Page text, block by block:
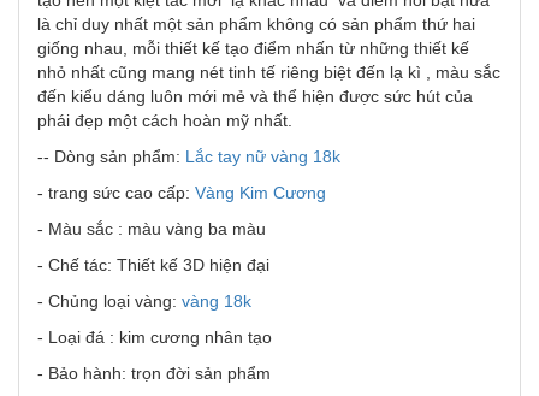
là chỉ duy nhất một sản phẩm không có sản phẩm thứ hai
giống nhau, mỗi thiết kế tạo điểm nhấn từ những thiết kế
nhỏ nhất cũng mang nét tinh tế riêng biệt đến lạ kì , màu sắc
đến kiểu dáng luôn mới mẻ và thể hiện được sức hút của
phái đẹp một cách hoàn mỹ nhất.
-- Dòng sản phẩm: Lắc tay nữ vàng 18k
- trang sức cao cấp: Vàng Kim Cương
- Màu sắc : màu vàng ba màu
- Chế tác: Thiết kế 3D hiện đại
- Chủng loại vàng: vàng 18k
- Loại đá : kim cương nhân tạo
- Bảo hành: trọn đời sản phẩm